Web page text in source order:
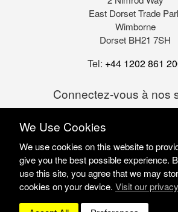
East Dorset Trade
Wimborne
Dorset BH21 7SH
Tel: +44 1202 861
Connectez-vous à nos
Marden Edwards Ltd ©
Site Solutions:
We Use Cookies
We use cookies on this website to
give you the best possible experience.
use this site, you agree that we may
cookies on your device. Visit our